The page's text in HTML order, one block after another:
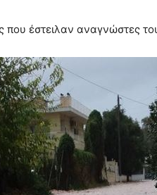
που έστειλαν αναγνώστες